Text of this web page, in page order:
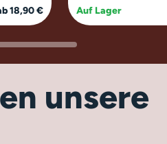
18,90 € Auf Lager
unsere